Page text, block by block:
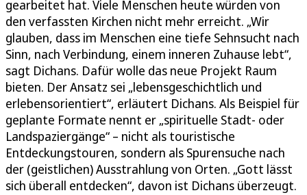
gearbeitet hat. Viele Menschen heute würden von
den verfassten Kirchen nicht mehr erreicht. „Wir
glauben, dass im Menschen eine tiefe Sehnsucht nach
Sinn, nach Verbindung, einem inneren Zuhause lebt“,
sagt Dichans. Dafür wolle das neue Projekt Raum
bieten. Der Ansatz sei „lebensgeschichtlich und
erlebensorientiert“, erläutert Dichans. Als Beispiel für
geplante Formate nennt er „spirituelle Stadt- oder
Landspaziergänge“ – nicht als touristische
Entdeckungstouren, sondern als Spurensuche nach
der (geistlichen) Ausstrahlung von Orten. „Gott lässt
sich überall entdecken“, davon ist Dichans überzeugt.